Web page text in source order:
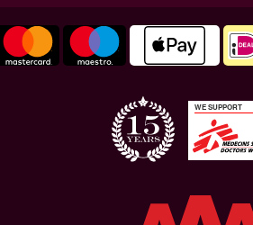
WE SUPPORT